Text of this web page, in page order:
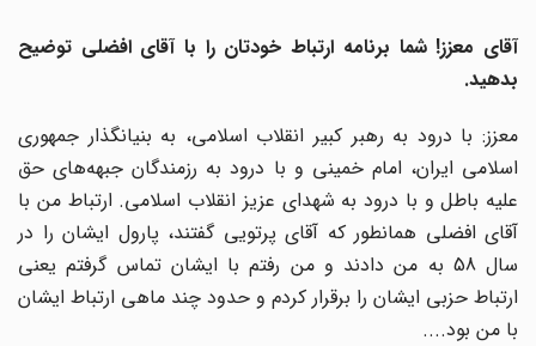
آقای معزز! شما برنامه ارتباط خودتان را با آقای افضلی توضیح
بدهید.
معزز: با درود به رهبر کبیر انقلاب اسلامی، به بنیانگذار جمهوری
اسلامی ایران، امام خمینی و با درود به رزمندگان جبهه‌های حق
علیه باطل و با درود به شهدای عزیز انقلاب اسلامی. ارتباط من با
آقای افضلی همانطور که آقای پرتویی گفتند، پارول ایشان را در
سال 58 به من دادند و من رفتم با ایشان تماس گرفتم یعنی
ارتباط حزبی ایشان را برقرار کردم و حدود چند ماهی ارتباط ایشان
با من بود....